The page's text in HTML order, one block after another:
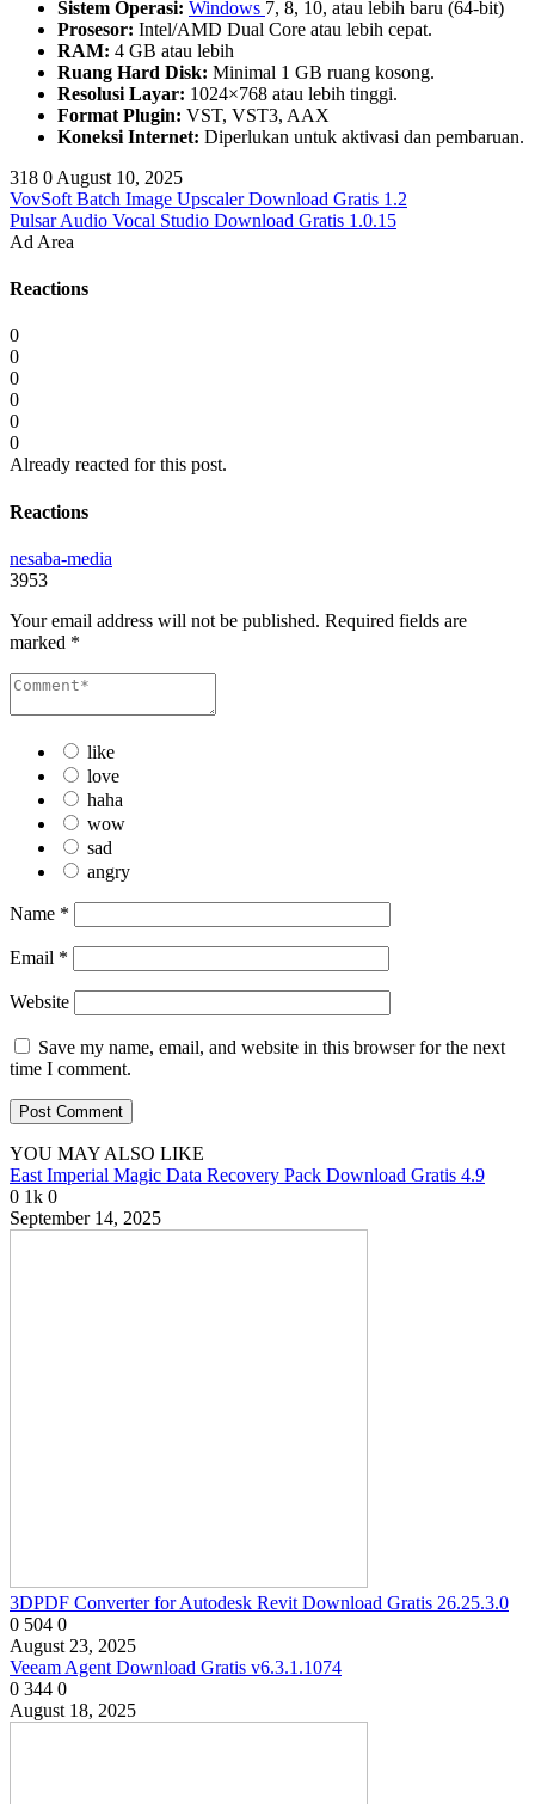
Sistem Operasi: Windows 7, 8, 10, atau lebih baru (64-bit)
Prosesor: Intel/AMD Dual Core atau lebih cepat.
RAM: 4 GB atau lebih
Ruang Hard Disk: Minimal 1 GB ruang kosong.
Resolusi Layar: 1024×768 atau lebih tinggi.
Format Plugin: VST, VST3, AAX
Koneksi Internet: Diperlukan untuk aktivasi dan pembaruan.
318 0 August 10, 2025
VovSoft Batch Image Upscaler Download Gratis 1.2
Pulsar Audio Vocal Studio Download Gratis 1.0.15
Ad Area
Reactions
0
0
0
0
0
0
Already reacted for this post.
Reactions
nesaba-media
3953
Your email address will not be published. Required fields are
marked *
like
love
haha
wow
sad
angry
Name *
Email *
Website
Save my name, email, and website in this browser for the next
time I comment.
YOU MAY ALSO LIKE
East Imperial Magic Data Recovery Pack Download Gratis 4.9
0 1k 0
September 14, 2025
3DPDF Converter for Autodesk Revit Download Gratis 26.25.3.0
0 504 0
August 23, 2025
Veeam Agent Download Gratis v6.3.1.1074
0 344 0
August 18, 2025